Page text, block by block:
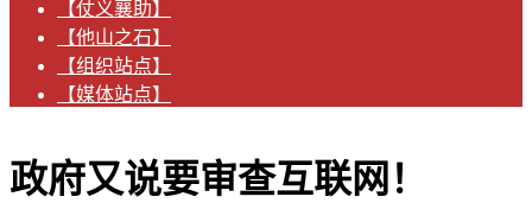
【仗义襄助】
【他山之石】
【组织站点】
【媒体站点】
政府又说要审查互联网！